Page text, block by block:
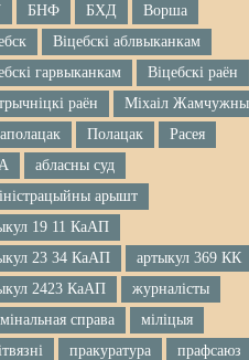
БНФ БХД
Ворша
Віцебскі аблвыканкам
гарвыканкам
Віцебскі раён
раён
Міхаіл Жамчужны
Полацак
Расея
абласны суд
арышт
19 11 КаАП
23 34 КаАП
артыкул 369 КК
2423 КаАП
журналісты
справа
міліцыя
пракуратура
прафсаюз